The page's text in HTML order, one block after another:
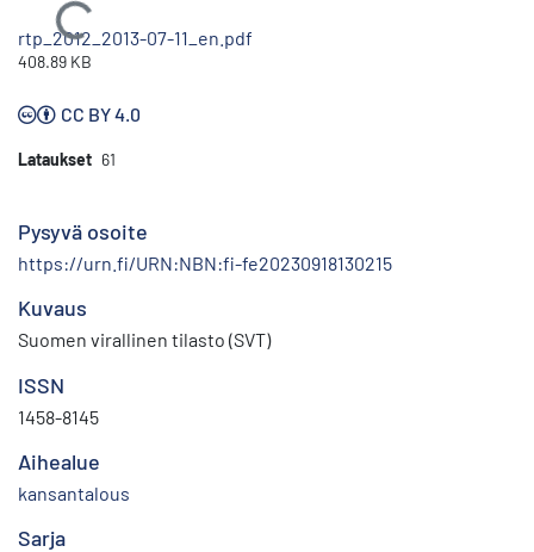
Ladataan...
rtp_2012_2013-07-11_en.pdf
408.89 KB
CC BY 4.0
Lataukset 61
Pysyvä osoite
https://urn.fi/URN:NBN:fi-fe20230918130215
Kuvaus
Suomen virallinen tilasto (SVT)
ISSN
1458-8145
Aihealue
kansantalous
Sarja